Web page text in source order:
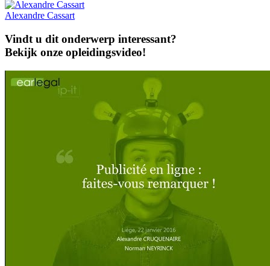
Alexandre Cassart
Vindt u dit onderwerp interessant?
Bekijk onze opleidingsvideo!